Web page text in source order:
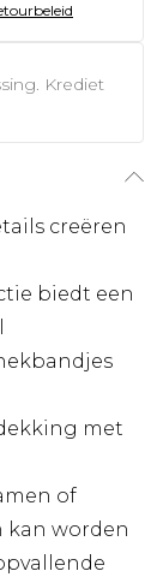
Krediet
creëren
biedt een
met
of
kan worden